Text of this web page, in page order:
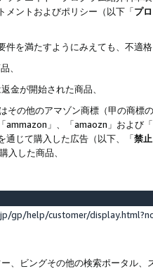
メントおよびポリシー（以下「プ
件を満たすようにみえても、不適
、
金が開始された商品、
その他のアマゾン商標（甲の商
ammazon」、「amaozn」および
通じて購入した広告（以下、「禁
入した商品、
gp/help/customer/
、ビングその他の検索ポータル